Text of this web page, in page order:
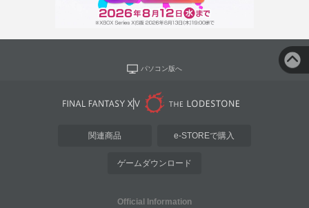
パソコン版へ
関連商品 e-STOREで購入
ゲームダウンロード
Official Information